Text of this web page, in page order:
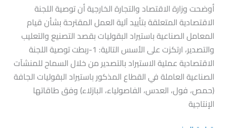
أوضحت وزارة الاقتصاد والتجارة الخارجية أن توصية اللجنة
الاقتصادية المتعلقة بتأييد آلية العمل المقترحة بشأن قيام
المعامل الصناعية باستيراد البقوليات بقصد التصنيع والتعليب
والتصدير، ارتكزت على الأسس التالية: 1-ربطت توصية اللجنة
الاقتصادية عملية الاستيراد بالتصدير من خلال السماح للمنشآت
الصناعية العاملة في القطاع المذكور باستيراد البقوليات الجافة
(حمص، فول، العدس، الفاصولياء، البازلاء) وفق طاقاتها
الإنتاجية
الاقتصادية
بشأن
قيام
المعامل
باسيراد
البقوليات
بقصد
التصنيع